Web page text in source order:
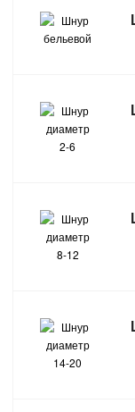
СКЛАДСКОЕ
ТОВАРЫ ДЛЯ
ТОВАРЫ ДЛЯ